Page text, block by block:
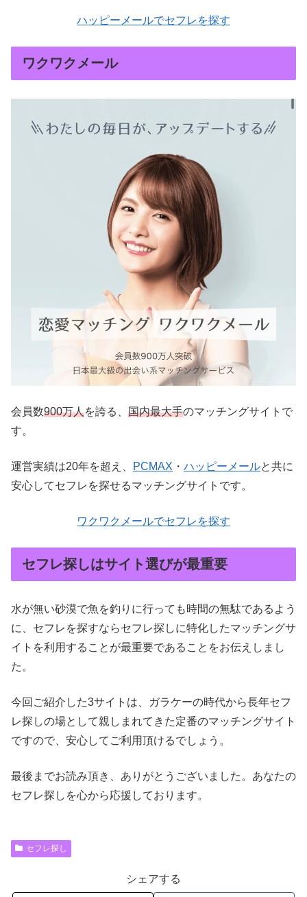
ハッピーメールでセフレを探す
ワクワクメール
会員数900万人を誇る、 国内最大手のマッチングサイトで
す。
運営実績は20年を超え、 PCMAX ・ ハッピーメールと共に
安心してセフレを探せるマッチングサイトです。
ワクワクメールでセフレを探す
セフレ探しはサイト選びが最重要
水が無い砂漠で魚を釣りに行っても時間の無駄であるよう
に、セフレを探すならセフレ探しに特化したマッチングサ
イトを利用することが最重要であることをお伝えしまし
た。
今回ご紹介した3サイトは、ガラケーの時代から長年セフ
レ探しの場として親しまれてきた定番のマッチングサイト
ですので、安心してご利用頂けるでしょう。
最後までお読み頂き、ありがとうございました。あなたの
セフレ探しを心から応援しております。
セフレ探し
シェアする